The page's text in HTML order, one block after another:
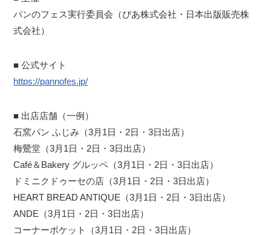
パンのフェス実行委員会（ぴあ株式会社・日本出版販売株
式会社）
■ 公式サイト
https://pannofes.jp/
■ 出店店舗（一例）
石窯パン ふじみ（3月1日・2日・3日出店）
梅鶯堂（3月1日・2日・3日出店）
Café＆Bakery グルッペ（3月1日・2日・3日出店）
ドミニクドゥーセの店（3月1日・2日・3日出店）
HEART BREAD ANTIQUE（3月1日・2日・3日出店）
ANDE（3月1日・2日・3日出店）
コーナーポケット（3月1日・2日・3日出店）